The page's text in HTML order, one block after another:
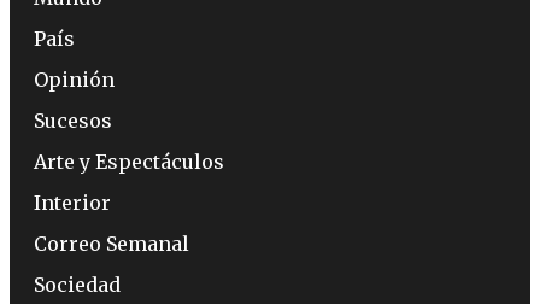
País
Opinión
Sucesos
Arte y Espectáculos
Interior
Correo Semanal
Sociedad